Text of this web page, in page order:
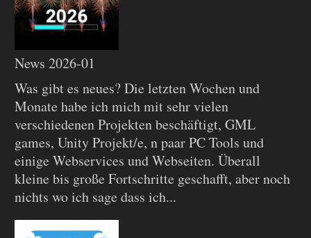
News 2026-01
Was gibt es neues? Die letzten Wochen und
Monate habe ich mich mit sehr vielen
verschiedenen Projekten beschäftigt, GML
games, Unity Projekt/e, n paar PC Tools und
einige Webservices und Webseiten. Überall
kleine bis große Fortschritte geschafft, aber noch
nichts wo ich sage dass ich...